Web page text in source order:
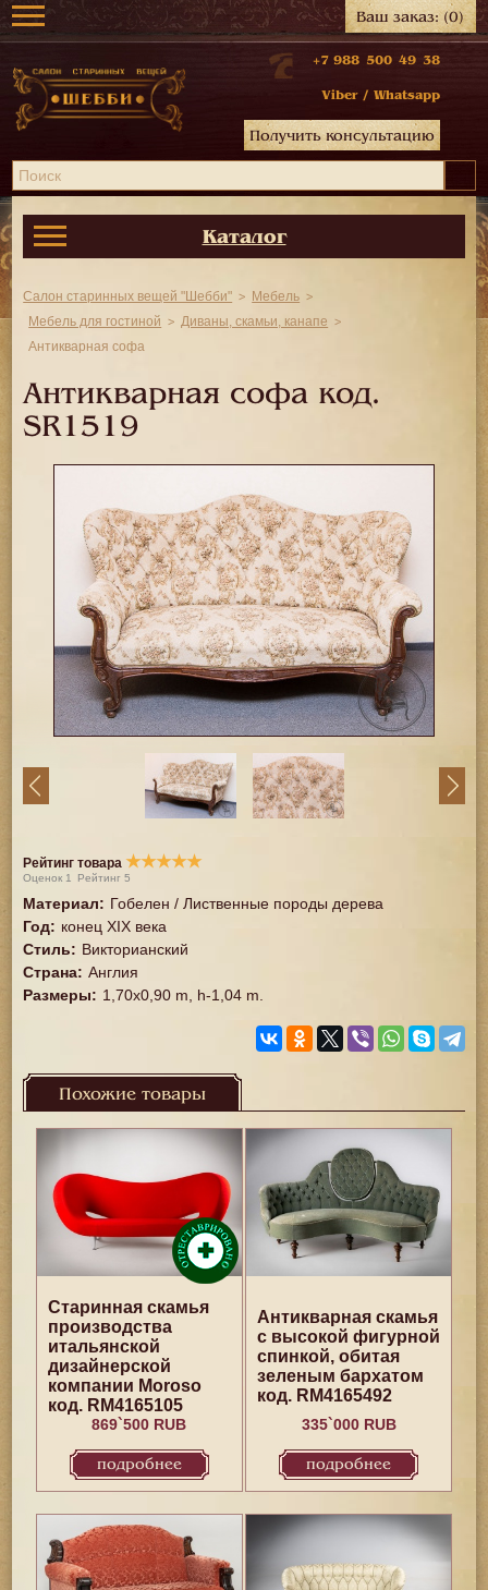
Ваш заказ:(0)
+7 988 500 49 38
Viber / Whatsapp
Получить консультацию
Каталог
Салон старинных вещей "Шебби"
Мебель
Мебель для гостиной
Диваны, скамьи, канапе
Антикварная софа
Антикварная софа код.
SR1519
Рейтинг товара ★★★★★
Оценок 1 Рейтинг5
Материал: Гобелен / Лиственные породы дерева
Год: конец XIX века
Стиль: Викторианский
Страна: Англия
Размеры: 1,70x0,90 m, h-1,04 m.
Похожие товары
Старинная скамья
производства
итальянской
дизайнерской
компании Moroso
код. RM4165105
869`500 RUB
подробнее
Антикварная скамья
с высокой фигурной
спинкой, обитая
зеленым бархатом
код. RM4165492
335`000 RUB
подробнее